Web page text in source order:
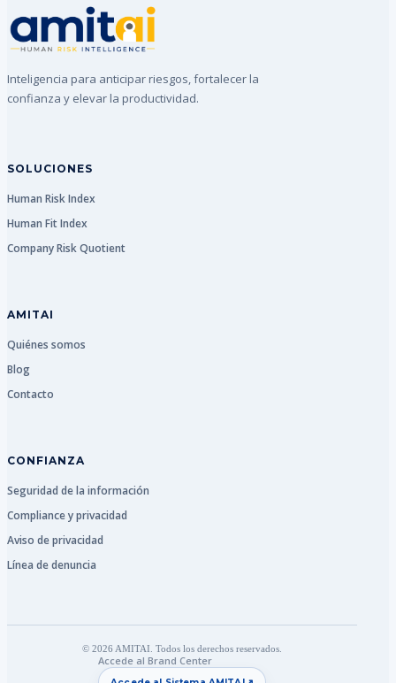
Inteligencia para anticipar riesgos, fortalecer la
confianza y elevar la productividad.
SOLUCIONES
Human Risk Index
Human Fit Index
Company Risk Quotient
AMITAI
Quiénes somos
Blog
Contacto
CONFIANZA
Seguridad de la información
Compliance y privacidad
Aviso de privacidad
Línea de denuncia
© 2026 AMITAI. Todos los derechos reservados.
Accede al Brand Center